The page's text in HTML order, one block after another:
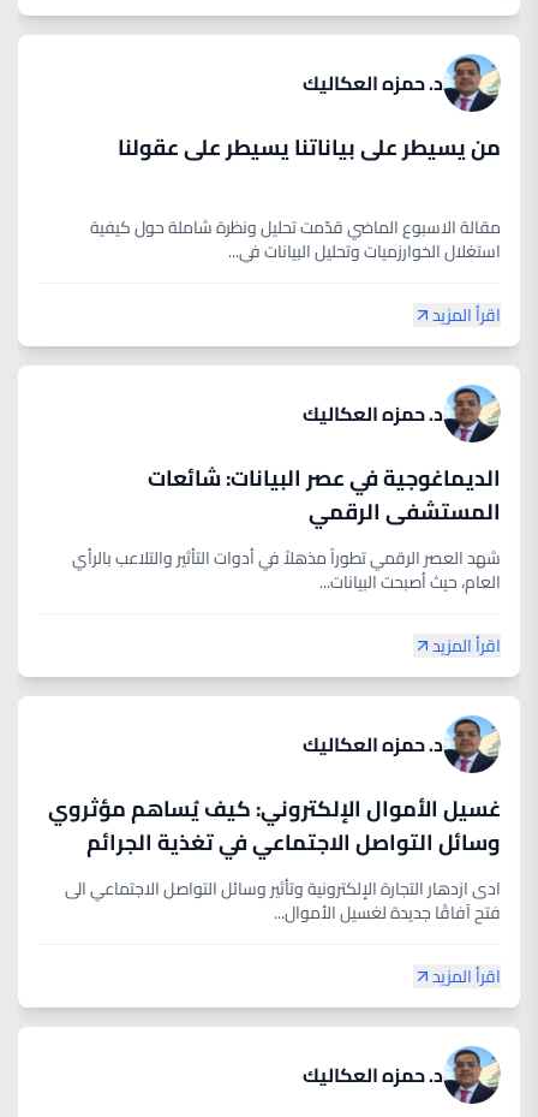
د. حمزه العكاليك
من يسيطر على بياناتنا يسيطر على عقولنا
مقالة الاسبوع الماضي قدّمت تحليل ونظرة شاملة حول كيفية
استغلال الخوارزميات وتحليل البيانات في...
اقرأ المزيد
د. حمزه العكاليك
الديماغوجية في عصر البيانات: شائعات
المستشفى الرقمي
شهد العصر الرقمي تطوراً مذهلاً في أدوات التأثير والتلاعب بالرأي
العام، حيث أصبحت البيانات...
اقرأ المزيد
د. حمزه العكاليك
غسيل الأموال الإلكتروني: كيف يُساهم مؤثروي
وسائل التواصل الاجتماعي في تغذية الجرائم
المالية
ادى ازدهار التجارة الإلكترونية وتأثير وسائل التواصل الاجتماعي الى
فتح آفاقًا جديدة لغسيل الأموال...
اقرأ المزيد
د. حمزه العكاليك